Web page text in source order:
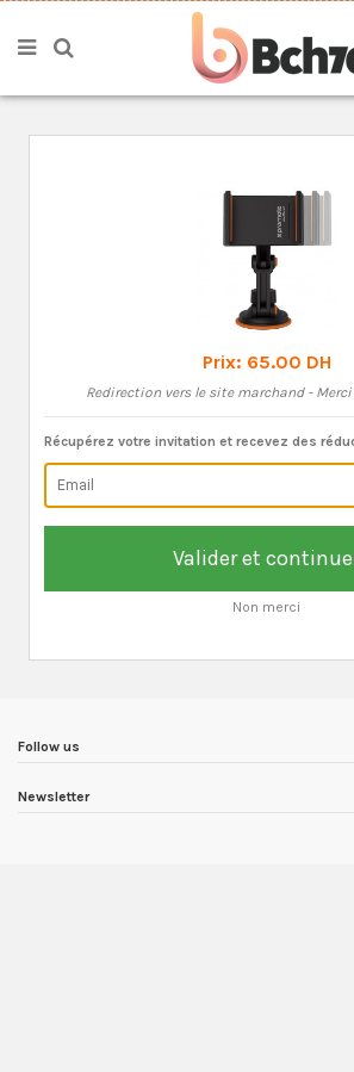
Prix: 65.00 DH
Redirection vers le site marchand -
Récupérez votre invitation et recevez des
Valider et
Non merci
Follow us
Newsletter